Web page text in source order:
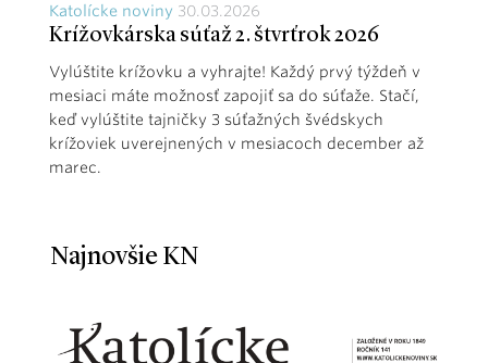
Katolícke noviny 30.03.2026
Krížovkárska súťaž 2. štvrťrok 2026
Vylúštite krížovku a vyhrajte! Každý prvý týždeň v
mesiaci máte možnosť zapojiť sa do súťaže. Stačí,
keď vylúštite tajničky 3 súťažných švédskych
krížoviek uverejnených v mesiacoch december až
marec.
Najnovšie KN